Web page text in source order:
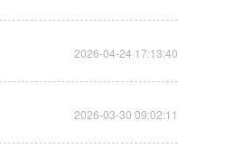
2026-04-24 17:13:40
2026-03-30 09:02:11